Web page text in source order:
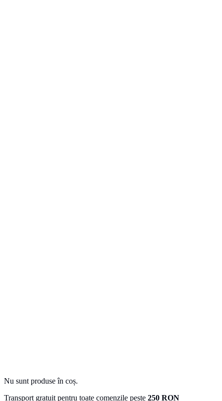
Nu sunt produse în coș.
Transport gratuit pentru toate comenzile peste 250 RON